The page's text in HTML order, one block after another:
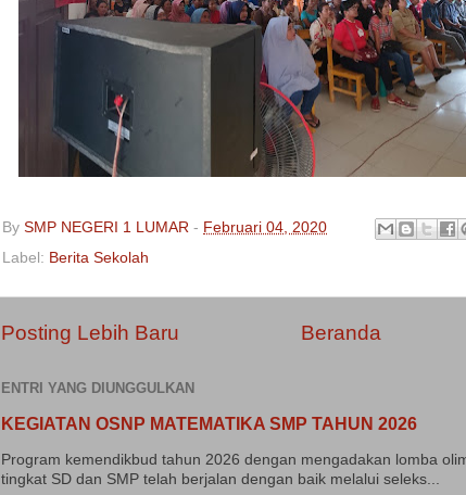
By SMP NEGERI 1 LUMAR - Februari 04, 2020
Label: Berita Sekolah
Posting Lebih Baru Beranda
ENTRI YANG DIUNGGULKAN
KEGIATAN OSNP MATEMATIKA SMP TAHUN 2026
Program kemendikbud tahun 2026 dengan mengadakan lomba
tingkat SD dan SMP telah berjalan dengan baik melalui seleks...